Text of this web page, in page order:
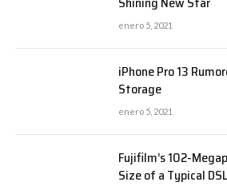
enero 5, 2021
iPhone Pro 13
Storage
enero 5, 2021
Fujifilm’s 102-
Size of a Typical